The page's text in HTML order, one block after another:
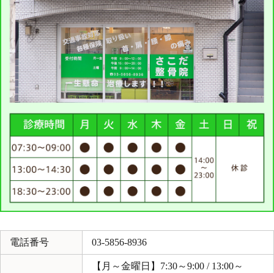
電話番号 03-5856-8936
【月～金曜日】7:30～9:00 / 13:00～